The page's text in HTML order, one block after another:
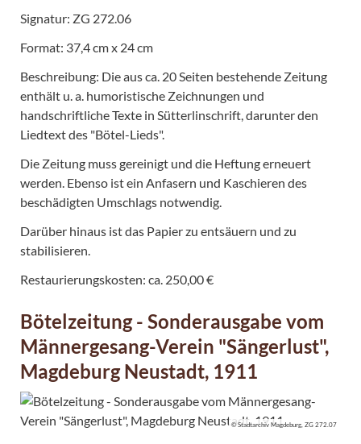
Signatur: ZG 272.06
Format: 37,4 cm x 24 cm
Beschreibung: Die aus ca. 20 Seiten bestehende Zeitung
enthält u. a. humoristische Zeichnungen und
handschriftliche Texte in Sütterlinschrift, darunter den
Liedtext des "Bötel-Lieds".
Die Zeitung muss gereinigt und die Heftung erneuert
werden. Ebenso ist ein Anfasern und Kaschieren des
beschädigten Umschlags notwendig.
Darüber hinaus ist das Papier zu entsäuern und zu
stabilisieren.
Restaurierungskosten: ca. 250,00 €
Bötelzeitung - Sonderausgabe vom
Männergesang-Verein "Sängerlust",
Magdeburg Neustadt, 1911
© Stadtarchiv Magdeburg, ZG 272.07